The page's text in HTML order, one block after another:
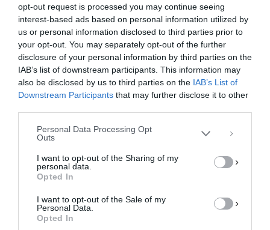
opt-out request is processed you may continue seeing
interest-based ads based on personal information utilized by
us or personal information disclosed to third parties prior to
your opt-out. You may separately opt-out of the further
disclosure of your personal information by third parties on the
IAB’s list of downstream participants. This information may
also be disclosed by us to third parties on the IAB’s List of
Downstream Participants that may further disclose it to other
Personal Data Processing Opt
Outs
I want to opt-out of the Sharing of my
personal data.
Opted In
I want to opt-out of the Sale of my
Personal Data.
Opted In
Διαχείριση Συγκατάθεσης
Για να παρέχουμε την καλύτερη εμπειρία, χρησιμοποιούμε τεχνολογίες όπως
cookies για την αποθήκευση ή/και την πρόσβαση σε πληροφορίες συσκευών.
Η συγκατάθεση για τις εν λόγω τεχνολογίες θα μας επιτρέψει να
επεξεργαστούμε δεδομένα προσωπικού χαρακτήρα, όπως συμπεριφορά
συγκατάθεση ή η ανάκληση της συγκατάθεσης, μπορεί να επηρεάσει
αρνητικά ορισμένες λειτουργίες και δυνατότητες.
ΠΡΟΒΟΛΉ ΠΡΟΤΙΜΉΣΕΩΝ
Πολιτική Cookies